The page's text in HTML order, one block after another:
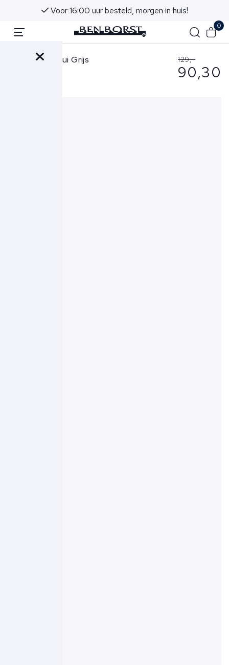
Voor 16:00 uur besteld, morgen in huis!
0
Hugo Boss Trui Grijs 129,-
90,30